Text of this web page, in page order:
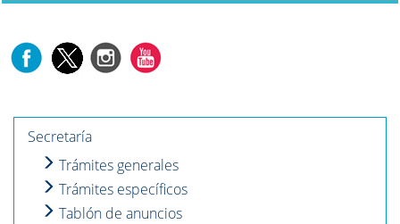
Secretaría
Trámites generales
Trámites específicos
Tablón de anuncios